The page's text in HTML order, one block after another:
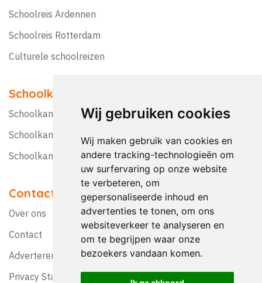
Wij gebruiken cookies
Wij maken gebruik van cookies en
andere tracking-technologieën om
uw surfervaring op onze website
te verbeteren, om
gepersonaliseerde inhoud en
advertenties te tonen, om ons
websiteverkeer te analyseren en
om te begrijpen waar onze
bezoekers vandaan komen.
Schoolreis Ardennen
Schoolreis Rotterdam
Culturele schoolreizen
Schoolkampen
Schoolkamp Nederland
Schoolkamp België
Schoolkamptips
Contact
Over ons
Contact
Adverteren?
Privacy Statement